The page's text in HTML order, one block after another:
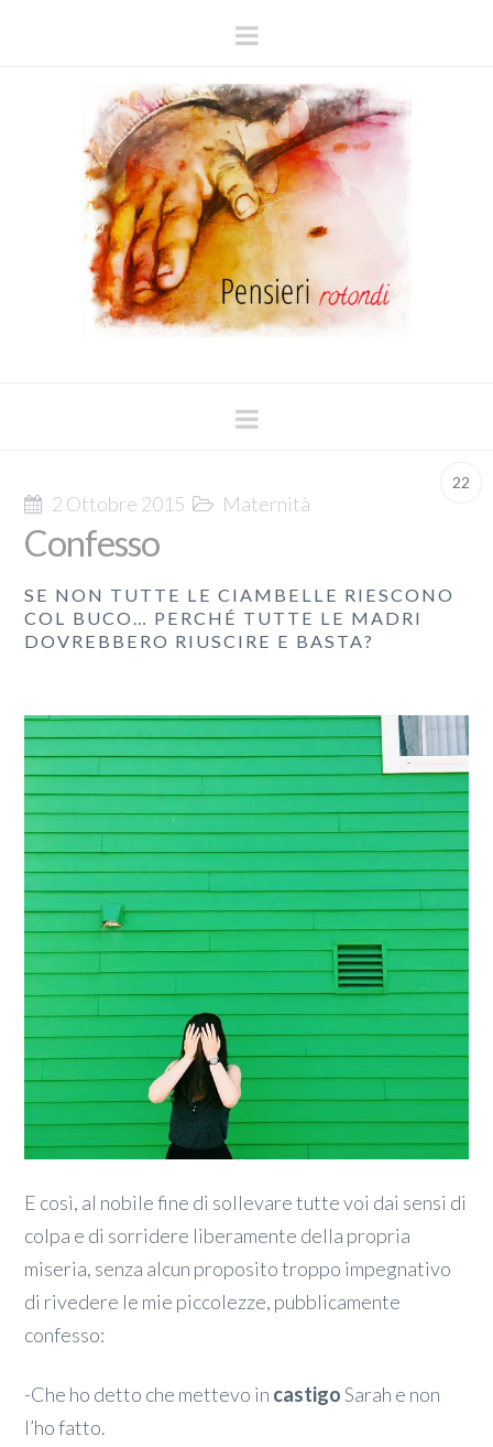
Navigation
Navigation
22
2 Ottobre 2015 Maternità
Confesso
SE NON TUTTE LE CIAMBELLE RIESCONO
COL BUCO… PERCHÉ TUTTE LE MADRI
DOVREBBERO RIUSCIRE E BASTA?
E così, al nobile fine di sollevare tutte voi dai sensi di
colpa e di sorridere liberamente della propria
miseria, senza alcun proposito troppo impegnativo
di rivedere le mie piccolezze, pubblicamente
confesso:
-Che ho detto che mettevo in castigoSarah e non
l’ho fatto.